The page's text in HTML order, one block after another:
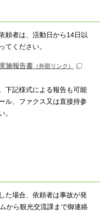
頼者は、活動日から14日以
てください。
施報告書 （外部リンク）
下記様式による報告も可能
ル、ファクス又は直接持参
。
た場合、依頼者は事故が発
から観光交流課まで御連絡